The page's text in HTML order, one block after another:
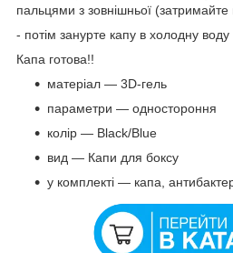
пальцями з зовнішньої (затримайте
- потім занурте капу в холодну
Капа готова!!
матеріал — 3D-гель
параметри — одностороння
колір — Black/Blue
вид — Капи для боксу
у комплекті — капа,